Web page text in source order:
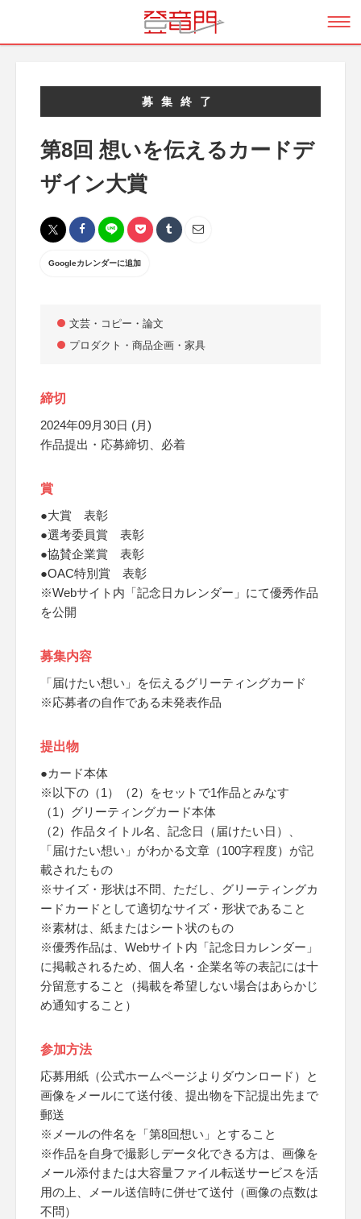
募集終了
第8回 想いを伝えるカードデ
ザイン大賞
Googleカレンダーに追加
文芸・コピー・論文
プロダクト・商品企画・家具
締切
2024年09月30日 (月)
作品提出・応募締切、必着
賞
●大賞 表彰
●選考委員賞 表彰
●協賛企業賞 表彰
●OAC特別賞 表彰
※Webサイト内「記念日カレンダー」にて優秀作品
を公開
募集内容
「届けたい想い」を伝えるグリーティングカード
※応募者の自作である未発表作品
提出物
●カード本体
※以下の（1）（2）をセットで1作品とみなす
（1）グリーティングカード本体
（2）作品タイトル名、記念日（届けたい日）、
「届けたい想い」がわかる文章（100字程度）が記
載されたもの
※サイズ・形状は不問、ただし、グリーティングカ
ードカードとして適切なサイズ・形状であること
※素材は、紙またはシート状のもの
※優秀作品は、Webサイト内「記念日カレンダー」
に掲載されるため、個人名・企業名等の表記には十
分留意すること（掲載を希望しない場合はあらかじ
め通知すること）
参加方法
応募用紙（公式ホームページよりダウンロード）と
画像をメールにて送付後、提出物を下記提出先まで
郵送
※メールの件名を「第8回想い」とすること
※作品を自身で撮影しデータ化できる方は、画像を
メール添付または大容量ファイル転送サービスを活
用の上、メール送信時に併せて送付（画像の点数は
不問）